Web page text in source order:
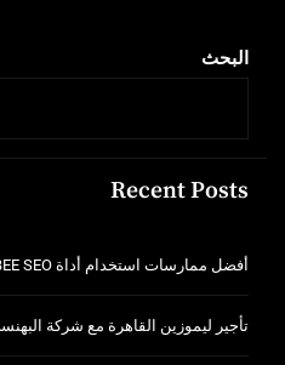
البحث
Recent Posts
أفضل ممارسات استخدام أداة BEE SEO لتحسين محركات البحث
تأجير ليموزين القاهرة مع شركة